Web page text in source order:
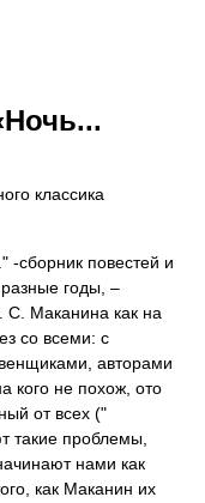
классика
сборник повестей и
годы, –
С. Маканина как на
со всеми: с
авторами
кого не похож, ото
от всех ("
такие проблемы,
нами как
как Маканин их